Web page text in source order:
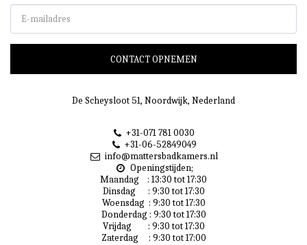
CONTACT OPNEMEN
De Scheysloot 51, Noordwijk, Nederland
+31-071 781 0030
+31-06-52849049
info@mattersbadkamers.nl
Openingstijden;
Maandag    : 13:30 tot 17:30
Dinsdag      : 9:30 tot 17:30
Woensdag  : 9:30 tot 17:30
Donderdag : 9:30 tot 17:30
Vrijdag        : 9:30 tot 17:30
Zaterdag     : 9:30 tot 17:00